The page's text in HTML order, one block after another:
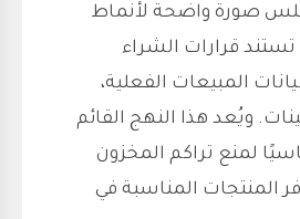
صورة واضحة لأنماط
تستند قرارات الشراء
المبيعات الفعلية،
ويُعد هذا النهج القائم
لمنع تراكم المخزون
المنتجات المناسبة في